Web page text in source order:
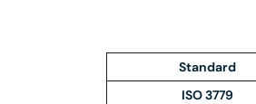
Standard
ISO 3779